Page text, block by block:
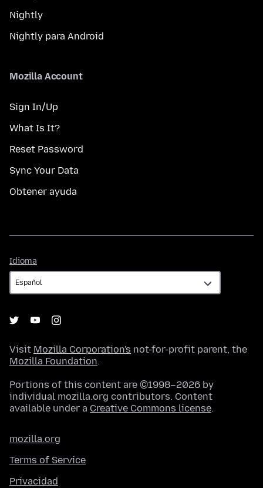
Nightly
Nightly para Android
Mozilla Account
Sign In/Up
What Is It?
Reset Password
Sync Your Data
Obtener ayuda
Idioma
Visit Mozilla Corporation's not-for-profit parent, the
Mozilla Foundation.
Portions of this content are ©1998–2026 by
individual mozilla.org contributors. Content
available under a Creative Commons license.
mozilla.org
Terms of Service
Privacidad